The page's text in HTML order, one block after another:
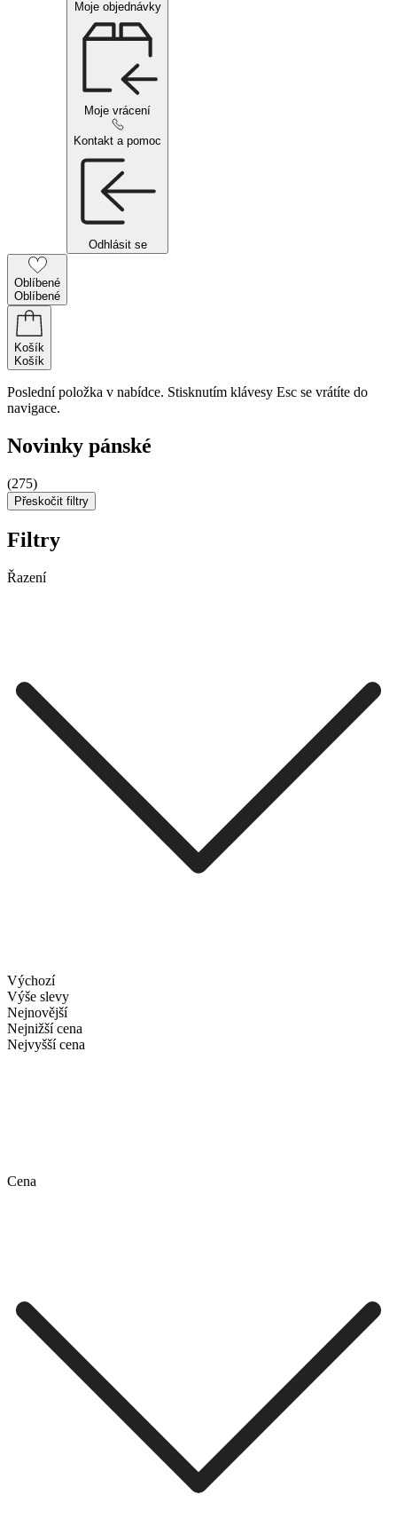
Moje objednávky
Moje vrácení
Kontakt a pomoc
Odhlásit se
Oblíbené
Oblíbené
Košík
Košík
Poslední položka v nabídce. Stisknutím klávesy Esc se vrátíte do
navigace.
Novinky pánské
(275)
Přeskočit filtry
Filtry
Řazení
Výchozí
Výše slevy
Nejnovější
Nejnižší cena
Nejvyšší cena
Cena